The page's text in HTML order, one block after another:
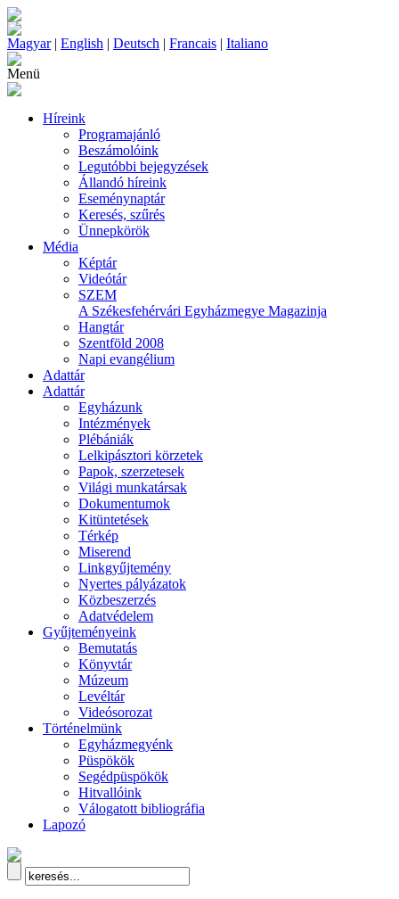
Magyar| English | Deutsch | Francais | Italiano
Menü
Híreink
Programajánló
Beszámolóink
Legutóbbi bejegyzések
Állandó híreink
Eseménynaptár
Keresés, szűrés
Ünnepkörök
Média
Képtár
Videótár
SZEM
A Székesfehérvári Egyházmegye Magazinja
Hangtár
Szentföld 2008
Napi evangélium
Adattár
Adattár
Egyházunk
Intézmények
Plébániák
Lelkipásztori körzetek
Papok, szerzetesek
Világi munkatársak
Dokumentumok
Kitüntetések
Térkép
Miserend
Linkgyűjtemény
Nyertes pályázatok
Közbeszerzés
Adatvédelem
Gyűjteményeink
Bemutatás
Könyvtár
Múzeum
Levéltár
Videósorozat
Történelmünk
Egyházmegyénk
Püspökök
Segédpüspökök
Hitvallóink
Válogatott bibliográfia
Lapozó